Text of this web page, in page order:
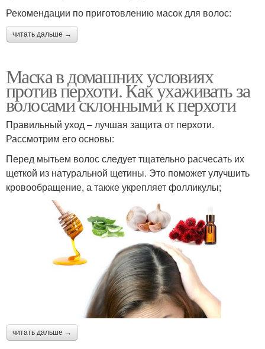
Рекомендации по приготовлению масок для волос:
читать дальше →
Маска в домашних условиях
против перхоти. Как ухаживать за
волосами склонными к перхоти
Правильный уход – лучшая защита от перхоти.
Рассмотрим его основы:
Перед мытьем волос следует тщательно расчесать их
щеткой из натуральной щетины. Это поможет улучшить
кровообращение, а также укрепляет фолликулы;
читать дальше →